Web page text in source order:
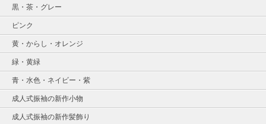
黒・茶・グレー
ピンク
黄・からし・オレンジ
緑・黄緑
青・水色・ネイビー・紫
成人式振袖の新作小物
成人式振袖の新作髪飾り